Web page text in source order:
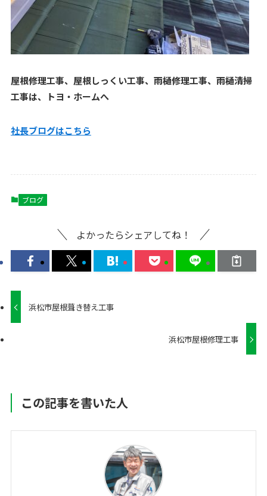
屋根修理工事、屋根しっくい工事、雨樋修理工事、雨樋清掃
工事は、トヨ・ホームへ
社長ブログはこちら
ブログ
よかったらシェアしてね！
浜松市屋根葺き替え工事
浜松市屋根修理工事
この記事を書いた人